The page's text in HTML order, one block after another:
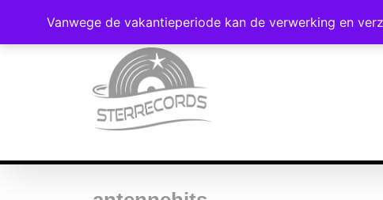
Vanwege de vakantieperiode kan de verwerking en